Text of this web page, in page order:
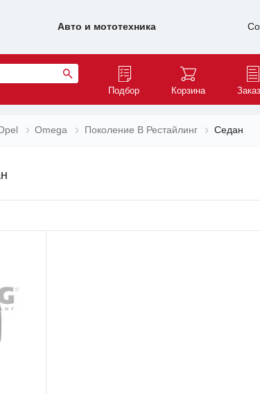
Авто и мототехника
Подбор Корзина
Omega Поколение B Рестайлинг Седан